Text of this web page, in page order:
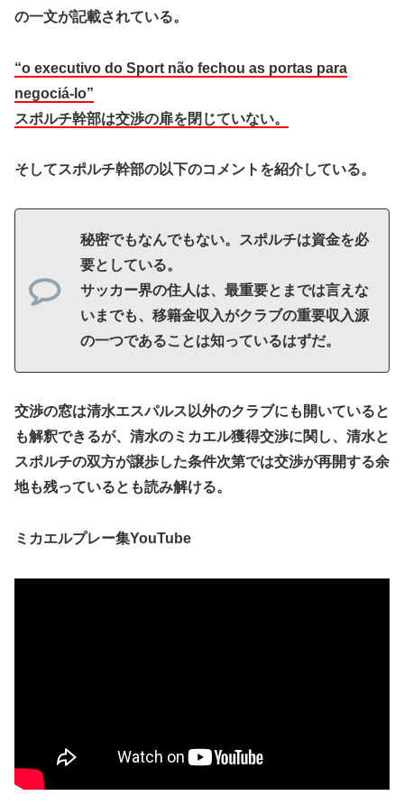
の一文が記載されている。
“o executivo do Sport não fechou as portas para
negociá-lo”
スポルチ幹部は交渉の扉を閉じていない。
そしてスポルチ幹部の以下のコメントを紹介している。
秘密でもなんでもない。スポルチは資金を必
要としている。
サッカー界の住人は、最重要とまでは言えな
いまでも、移籍金収入がクラブの重要収入源
の一つであることは知っているはずだ。
交渉の窓は清水エスパルス以外のクラブにも開いていると
も解釈できるが、清水のミカエル獲得交渉に関し、清水と
スポルチの双方が譲歩した条件次第では交渉が再開する余
地も残っているとも読み解ける。
ミカエルプレー集YouTube